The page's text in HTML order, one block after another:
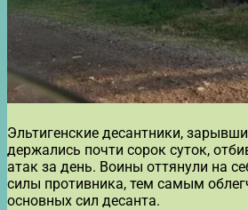
Эльтигенские десантники,
держались почти сорок суток,
атак за день. Воины оттянули на
силы противника, тем самым
основных сил десанта.